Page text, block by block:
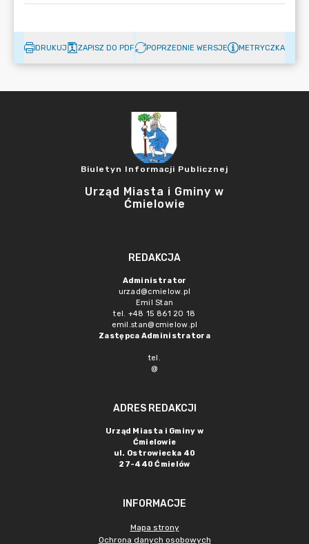
DRUKUJ ZAPISZ DO PDF POPRZEDNIE WERSJE METRYCZKA
Biuletyn Informacji Publicznej
Urząd Miasta i Gminy w
Ćmielowie
REDAKCJA
Administrator
urzad@cmielow.pl
Emil Stan
tel. +48 15 861 20 18
emil.stan@cmielow.pl
Zastępca Administratora
tel.
@
ADRES REDAKCJI
Urząd Miasta i Gminy w
Ćmielowie
ul. Ostrowiecka 40
27-440 Ćmielów
INFORMACJE
Mapa strony
Ochrona danych osobowych